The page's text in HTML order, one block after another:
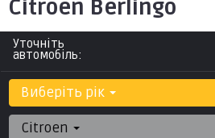
Citroen Berlingo
Уточніть
автомобіль:
Виберіть рік
Citroen